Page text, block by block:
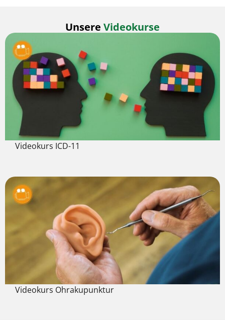
Unsere Videokurse
Videokurs ICD-11
Videokurs Ohrakupunktur